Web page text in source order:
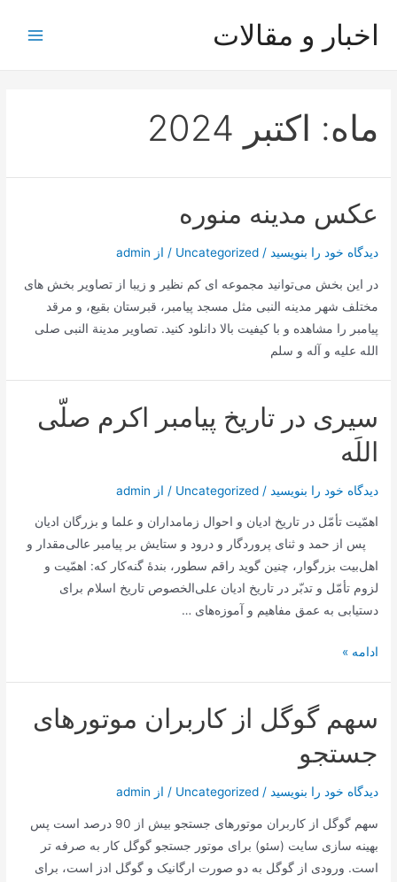
اخبار و مقالات
ماه: اکتبر 2024
عکس مدینه منوره
دیدگاه‌ خود را بنویسید /
Uncategorized / از admin
در این بخش می‌توانید مجموعه ای کم نظیر و زیبا از تصاویر بخش های
مختلف شهر مدینه النبی مثل مسجد پیامبر، قبرستان بقیع، و مرقد
پیامبر را مشاهده و با کیفیت بالا دانلود کنید. تصاویر مدینة النبی صلی
الله علیه و آله و سلم
سیری در تاریخ پیامبر اکرم صلّی
اللَه
دیدگاه‌ خود را بنویسید /
Uncategorized / از admin
اهمّیت تأمّل در تاریخ ادیان و احوال زمامداران و علما و بزرگان ادیان
پس از حمد و ثنای پروردگار و درود و ستایش بر پیامبر عالی‌مقدار و
اهل‌بیت بزرگوار، چنین گوید راقم سطور، بندۀ گنه‌کار که: اهمّیت و
لزوم تأمّل و تدبّر در تاریخ ادیان علی‌الخصوص تاریخ اسلام برای
دستیابی به عمق مفاهیم و آموزه‌های …
سیری
پیامبر
صلّی
اللَه
ادامه »
سهم گوگل از کاربران موتور‌‌های
جستجو
دیدگاه‌ خود را بنویسید /
Uncategorized / از admin
سهم گوگل از کاربران موتور‌‌های جستجو بیش از 90 درصد است پس
بهینه سازی سایت (سئو) برای موتور جستجو گوگل کار به صرفه تر
است. ورودی از گوگل به دو صورت ارگانیک و گوگل ادز است، برای